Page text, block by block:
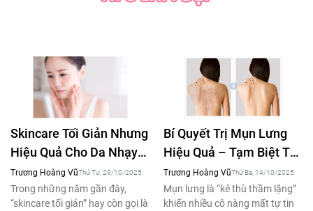
Skincare Tối Giản Nhưng
Hiệu Quả Cho Da Nhạy
Cảm – Xu Hướng Làm
Đẹp 2025
Trương Hoàng VũThứ Tư, 29/10/2025
Trong những năm gần đây,
“skincare tối giản” hay còn gọi là
Bí Quyết Trị Mụn Lưng
Hiệu Quả – Tạm Biệt Tự
Ti Khi Diện Áo Hở Lưng
Trương Hoàng VũThứ Ba, 14/10/2025
Mụn lưng là “kẻ thù thầm lặng”
khiến nhiều cô nàng mất tự tin